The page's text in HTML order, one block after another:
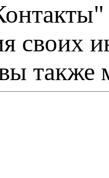
своих
также